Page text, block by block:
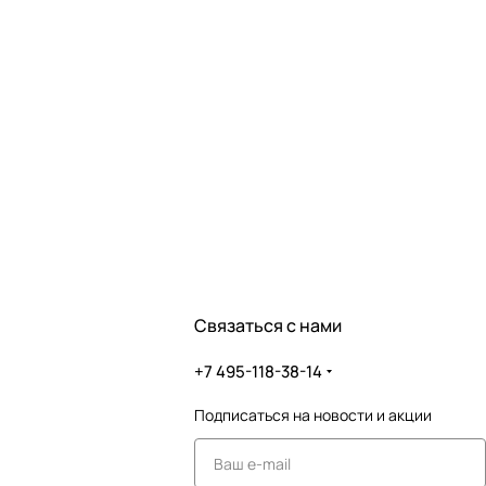
Связаться с нами
+7 495-118-38-14
Подписаться на новости и акции